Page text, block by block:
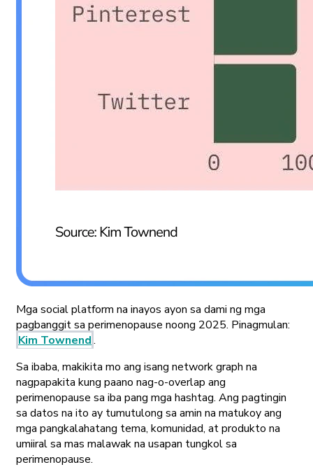
Mga social platform na inayos ayon sa dami ng mga
pagbanggit sa perimenopause noong 2025. Pinagmulan:
Kim Townend.
Sa ibaba, makikita mo ang isang network graph na
nagpapakita kung paano nag-o-overlap ang
perimenopause sa iba pang mga hashtag. Ang pagtingin
sa datos na ito ay tumutulong sa amin na matukoy ang
mga pangkalahatang tema, komunidad, at produkto na
umiiral sa mas malawak na usapan tungkol sa
perimenopause.